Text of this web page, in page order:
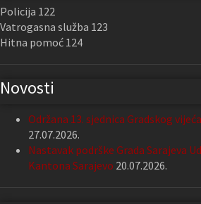
Policija 122
Vatrogasna služba 123
Hitna pomoć 124
Novosti
Održana 13. sjednica Gradskog
27.07.2026.
Nastavak podrške Grada Sarajeva
Kantona Sarajevo 20.07.2026.